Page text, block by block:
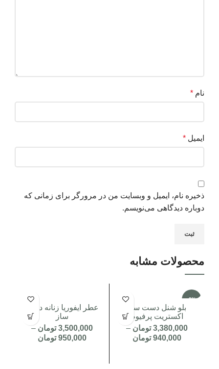
نام *
ایمیل *
ذخیره نام، ایمیل و وبسایت من در مرورگر برای زمانی که
دوباره دیدگاهی می‌نویسم.
محصولات مشابه
-3%
بلو شنل دست ساز
اکستریت پرفیوم
3,380,000 تومان –
940,000 تومان
عطر ایفوریا زنانه دست
ساز
3,500,000 تومان –
950,000 تومان